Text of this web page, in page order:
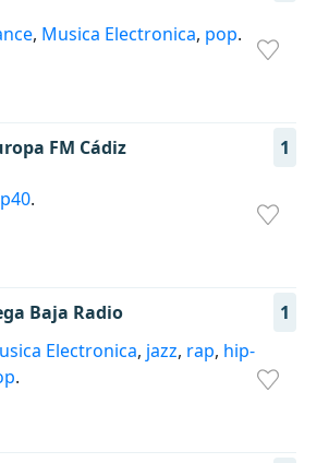
, Musica Electronica, pop.
FM Cádiz 1
.
Baja Radio
1
Electronica, jazz, rap, hip-
.